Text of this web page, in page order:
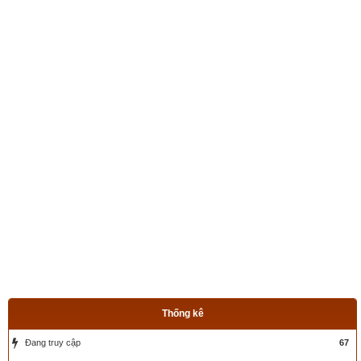
sao này là một trợ tinh, nằm ở bên trái của cán gáo sao Bắc
tính khoan dung, trọng hậu, nhân từ, học vấn uyên bác, đỗ đạt